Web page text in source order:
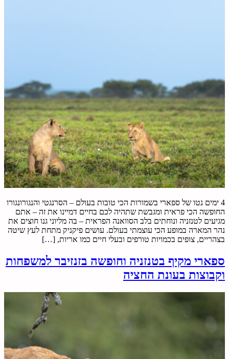
4 ימים נטו של ספארי בשמורות הכי טובות בעולם – הסרנגטי והנגורונגורו
החופשה הכי פראית ומגבשת שתהיה לכם בחיים דמיינו את זה – אתם
מגיעים לטנזניה ונוחתים בלב הסוואנה הפראית – בה מליוני גנו חוצים את
נהר המארה במופע הכי עוצמתי בעולם. עושים פיקניק מתחת לעץ שיטה
בצהריים, צופים בכמויות טורפים ובעלי חיים כמו אריות, […]
ספארי מקיף בטנזניה וחופשה בזנזיבר למשפחות
וקבוצות בעונת החציה